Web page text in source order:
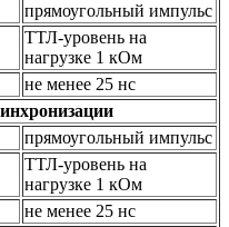
прямоугольный импульс
ТТЛ-уровень на
нагрузке 1 кОм
не менее 25 нс
прямоугольный импульс
ТТЛ-уровень на
нагрузке 1 кОм
не менее 25 нс